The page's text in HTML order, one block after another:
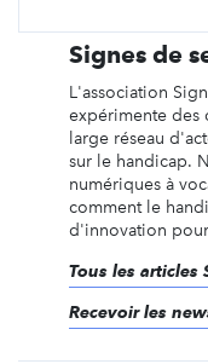
Signes de
L'association
expérimente des
large réseau
sur le handicap.
numériques à
comment le
d'innovation
Tous les articles
Recevoir les